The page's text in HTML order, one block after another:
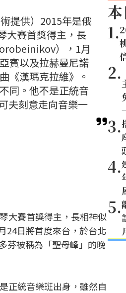
提供）2015年是俄
大賽首獎得主，長
），1月
賓以及拉赫曼尼諾
《漢瑪克拉維》。
同。他不是正統音
夫刻意走向音樂一
大賽首獎得主，長相神似
24日將首度來台，於台北
芬被稱為「聖母峰」的晚
正統音樂班出身，雖然自
1.
2.
3.
4.
5.